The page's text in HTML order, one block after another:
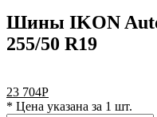
Шины IKON
255/50 R19
23 704Р
* Цена указана за 1 шт.